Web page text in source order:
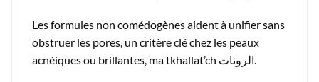
Les formules non comédogènes aident à unifier sans
obstruer les pores, un critère clé chez les peaux
acnéiques ou brillantes, ma tkhallat’ch الرونات.​